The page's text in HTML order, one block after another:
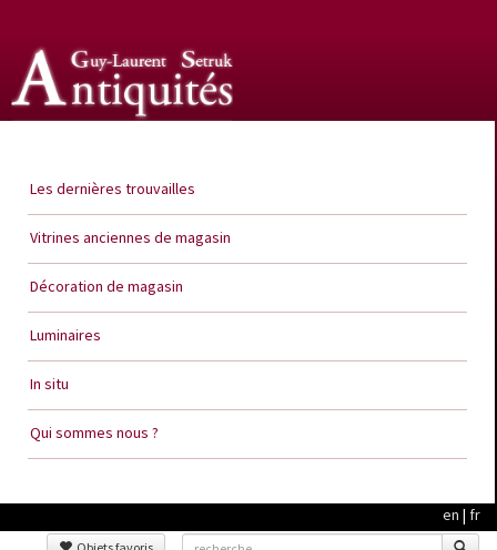
Les dernières trouvailles
Vitrines anciennes de magasin
Décoration de magasin
Luminaires
In situ
Qui sommes nous ?
en | fr